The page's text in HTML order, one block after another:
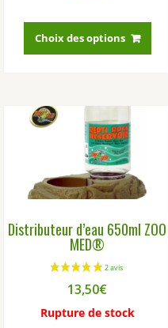
Choix des options
Ce
a
Distributeur d’eau 650ml ZOO
MED®
13,50€
Rupture de stock